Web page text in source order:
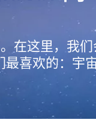
在这里，我
喜欢的：宇